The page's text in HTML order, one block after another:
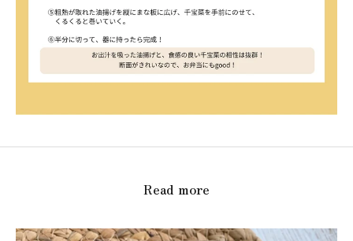
Read more